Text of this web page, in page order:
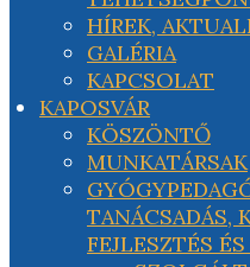
HÍREK,
GALÉRIA
KAPCSOLAT
KAPOSVÁR
KÖSZÖNTŐ
MUNKATÁRSAK
TANÁCSADÁS,
FEJLESZTÉS